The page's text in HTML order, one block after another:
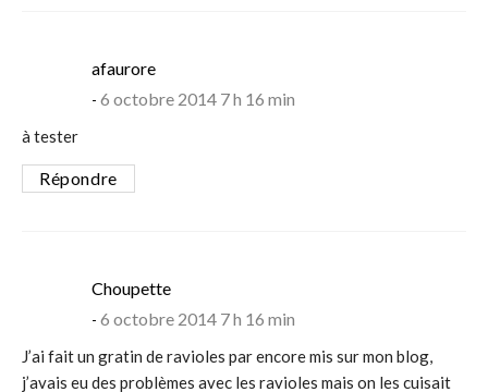
afauroresays:
6 octobre 2014 7 h 16 min
à tester
Répondre
Choupettesays:
6 octobre 2014 7 h 16 min
J’ai fait un gratin de ravioles par encore mis sur mon blog,
j’avais eu des problèmes avec les ravioles mais on les cuisait